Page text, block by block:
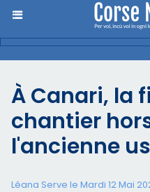
À Canari, la
chantier
l'ancienne
Léana Serve le Mardi 12 Mai